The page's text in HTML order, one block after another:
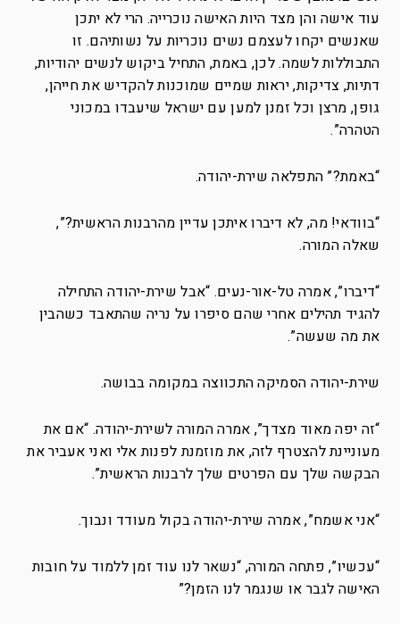
עוד אישה והן מצד היות האישה נוכרייה. הרי לא יתכן
שאנשים יקחו לעצמם נשים נוכריות על נשותיהם. זו
התבוללות לשמה. לכן, באמת, התחיל ביקוש לנשים יהודיות,
דתיות, צדיקות, יראות שמיים שמוכנות להקדיש את חייהן,
גופן, מרצן וכל זמנן למען עם ישראל שיעבדו במכוני
הטהרה”.
“באמת?” התפלאה שירת-יהודה.
“בוודאי! מה, לא דיברו איתכן עדיין מהרבנות הראשית?”,
שאלה המורה.
“דיברו”, אמרה טל-אור-נעים. “אבל שירת-יהודה התחילה
להגיד תהילים אחרי שהם סיפרו על נריה שהתאבד כשהבין
את מה שעשה”.
שירת-יהודה הסמיקה התכווצה במקומה בבושה.
“זה יפה מאוד מצדך”, אמרה המורה לשירת-יהודה. “אם את
מעוניינת להצטרף לזה, את מוזמנת לפנות אלי ואני אעביר את
הבקשה שלך עם הפרטים שלך לרבנות הראשית”.
“אני אשמח”, אמרה שירת-יהודה בקול מעודד ונבוך.
“עכשיו”, פתחה המורה, “נשאר לנו עוד זמן ללמוד על חובות
האישה לגבר או שנגמר לנו הזמן?”